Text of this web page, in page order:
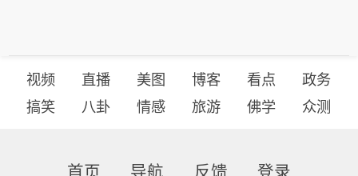
视频 直播 美图 博客 看点
政务
搞笑
八卦 情感 旅游 佛学 众测
首页 导航 反馈 登录